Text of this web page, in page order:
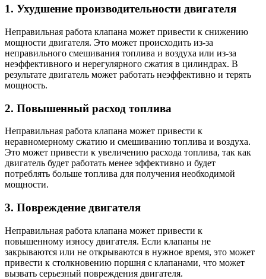
1. Ухудшение производительности двигателя
Неправильная работа клапана может привести к снижению
мощности двигателя. Это может происходить из-за
неправильного смешивания топлива и воздуха или из-за
неэффективного и нерегулярного сжатия в цилиндрах. В
результате двигатель может работать неэффективно и терять
мощность.
2. Повышенный расход топлива
Неправильная работа клапана может привести к
неравномерному сжатию и смешиванию топлива и воздуха.
Это может привести к увеличению расхода топлива, так как
двигатель будет работать менее эффективно и будет
потреблять больше топлива для получения необходимой
мощности.
3. Повреждение двигателя
Неправильная работа клапана может привести к
повышенному износу двигателя. Если клапаны не
закрываются или не открываются в нужное время, это может
привести к столкновению поршня с клапанами, что может
вызвать серьезный повреждения двигателя.